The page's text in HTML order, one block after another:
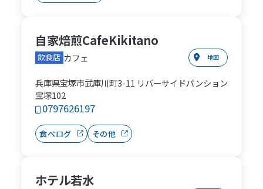
自家焙煎CafeKikitano
飲食店 カフェ 地図
兵庫県宝塚市武庫川町3-11 リバーサイドパンション
宝塚102
0797626197
食べログ その他
ホテル若水